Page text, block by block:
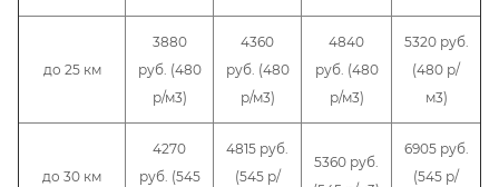
до 25 км
3880
руб. (480
р/м3)
4360
руб. (480
р/м3)
4840
руб. (480
р/м3)
5320 руб.
(480 р/
м3)
до 30 км
4270
руб. (545
4815 руб.
(545 р/
5360 руб.
6905 руб.
(545 р/